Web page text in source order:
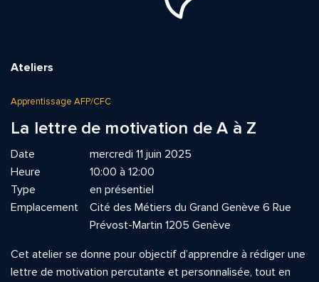
Ateliers
Apprentissage AFP/CFC
La lettre de motivation de A à Z
Date
mercredi 11 juin 2025
Heure
10:00 à 12:00
Type
en présentiel
Emplacement
Cité des Métiers du Grand Genève 6 Rue
Prévost-Martin 1205 Genève
Cet atelier se donne pour objectif d’apprendre à rédiger une
lettre de motivation percutante et personnalisée, tout en